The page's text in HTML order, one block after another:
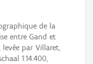
de la
entre Gand et
levée par Villaret,
1:14.400,